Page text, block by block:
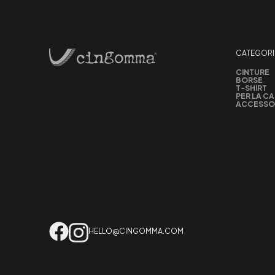
HELLO@CINGOMMA.COM
CINTURE
BORSE
T-SHIRT
PER LA